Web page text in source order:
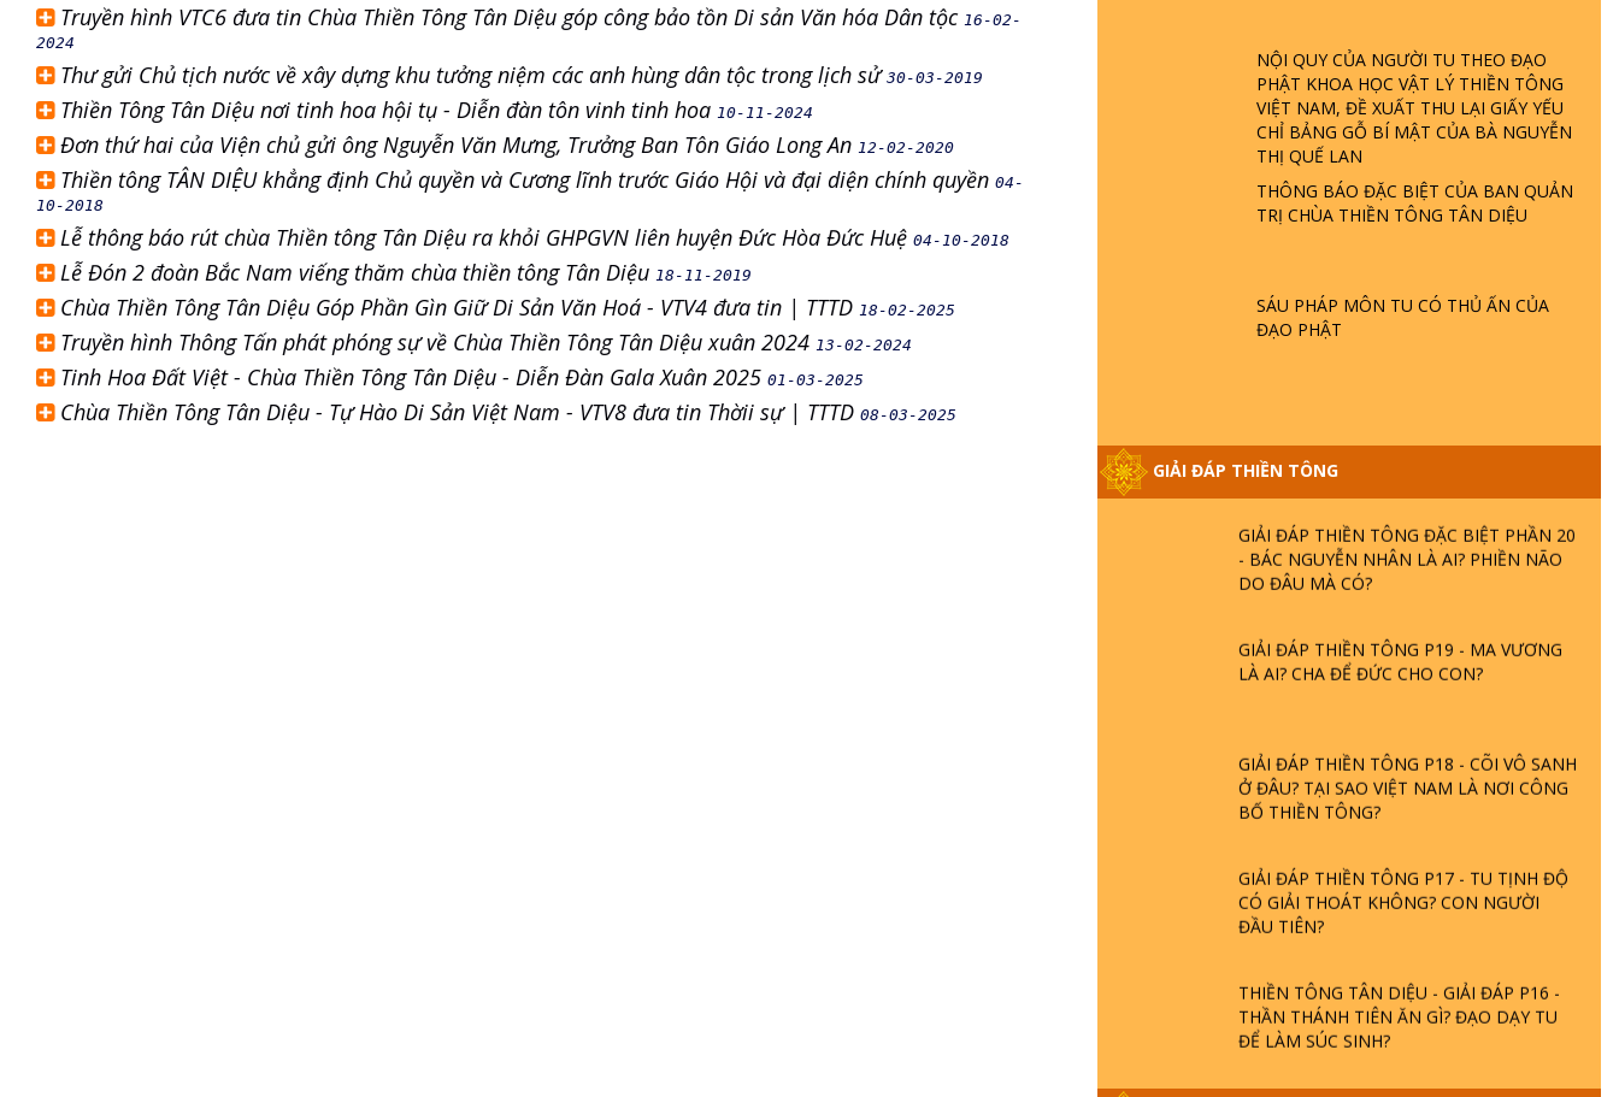
Truyền hình VTC6 đưa tin Chùa Thiền Tông Tân Diệu góp công bảo tồn Di sản Văn hóa Dân tộc 16-02-
2024
Thư gửi Chủ tịch nước về xây dựng khu tưởng niệm các anh hùng dân tộc trong lịch sử 30-03-2019
Thiền Tông Tân Diệu nơi tinh hoa hội tụ - Diễn đàn tôn vinh tinh hoa 10-11-2024
Đơn thứ hai của Viện chủ gửi ông Nguyễn Văn Mưng, Trưởng Ban Tôn Giáo Long An 12-02-2020
Thiền tông TÂN DIỆU khẳng định Chủ quyền và Cương lĩnh trước Giáo Hội và đại diện chính quyền 04-
10-2018
Lễ thông báo rút chùa Thiền tông Tân Diệu ra khỏi GHPGVN liên huyện Đức Hòa Đức Huệ 04-10-2018
Lễ Đón 2 đoàn Bắc Nam viếng thăm chùa thiền tông Tân Diệu 18-11-2019
Chùa Thiền Tông Tân Diệu Góp Phần Gìn Giữ Di Sản Văn Hoá - VTV4 đưa tin | TTTD 18-02-2025
Truyền hình Thông Tấn phát phóng sự về Chùa Thiền Tông Tân Diệu xuân 2024 13-02-2024
Tinh Hoa Đất Việt - Chùa Thiền Tông Tân Diệu - Diễn Đàn Gala Xuân 2025 01-03-2025
Chùa Thiền Tông Tân Diệu - Tự Hào Di Sản Việt Nam - VTV8 đưa tin Thờii sự | TTTD 08-03-2025
NỘI QUY CỦA NGƯỜI TU THEO ĐẠO
PHẬT KHOA HỌC VẬT LÝ THIỀN TÔNG
VIỆT NAM, ĐỀ XUẤT THU LẠI GIẤY YẾU
CHỈ BẢNG GỖ BÍ MẬT CỦA BÀ NGUYỄN
THỊ QUẾ LAN
THÔNG BÁO ĐẶC BIỆT CỦA BAN QUẢN
TRỊ CHÙA THIỀN TÔNG TÂN DIỆU
SÁU PHÁP MÔN TU CÓ THỦ ẤN CỦA
ĐẠO PHẬT
GIẢI ĐÁP THIỀN TÔNG
GIẢI ĐÁP ĐẶC BIỆT P23 - THIÊN ĐÀNG Ở
ĐÂU? ĐỊA NGỤC Ở ĐÂU? ĐỨC CHÚA TRỜI
LÀ AI? QUỶ SA TĂNG? | TTTD
GIẢI ĐÁP THIỀN TÔNG ĐẶC BIỆT P22 - TẠI
SAO TRÁI ĐẤT NHIỀU THIÊN TAI - LŨ LỤT
- HỎA HOẠN | TTTD
GIẢI ĐÁP THIỀN TÔNG ĐẶC BIỆT P21 - TẠI
SAO ĐỨC PHẬT BƯỚC ĐI 7 BƯỚC TRÊN
HOA SEN ? | TTTD
GIẢI ĐÁP THIỀN TÔNG ĐẶC BIỆT PHẦN 20
- BÁC NGUYỄN NHÂN LÀ AI? PHIỀN NÃO
DO ĐÂU MÀ CÓ?
GIẢI ĐÁP THIỀN TÔNG P19 - MA VƯƠNG
LÀ AI? CHA ĐỂ ĐỨC CHO CON?
GIẢI ĐÁP THIỀN TÔNG P18 - CÕI VÔ SANH
Ở ĐÂU? TẠI SAO VIỆT NAM LÀ NƠI CÔNG
BỐ THIỀN TÔNG?
GIẢI ĐÁP THIỀN TÔNG P17 - TU TỊNH ĐỘ
CÓ GIẢI THOÁT KHÔNG? CON NGƯỜI
ĐẦU TIÊN?
THIỀN TÔNG TÂN DIỆU - GIẢI ĐÁP P16 -
THẦN THÁNH TIÊN ĂN GÌ? ĐẠO DẠY TU
ĐỂ LÀM SÚC SINH?